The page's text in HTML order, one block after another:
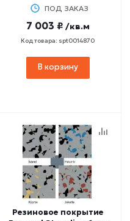
ПОД ЗАКАЗ
7 003 ₽ /кв.м
Код товара: spt0014870
В корзину
Резиновое покрытие